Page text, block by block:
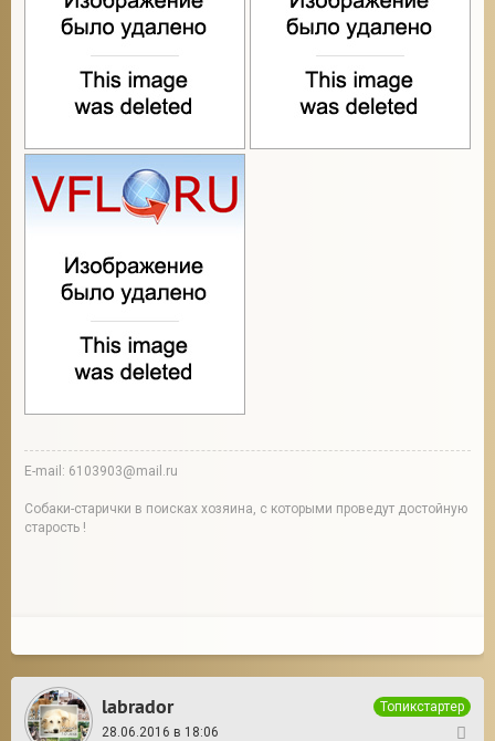
E-mail: 6103903@mail.ru
Собаки-старички в поисках хозяина, с которыми проведут достойную
старость !
labrador
Топикстартер
28.06.2016 в 18:06